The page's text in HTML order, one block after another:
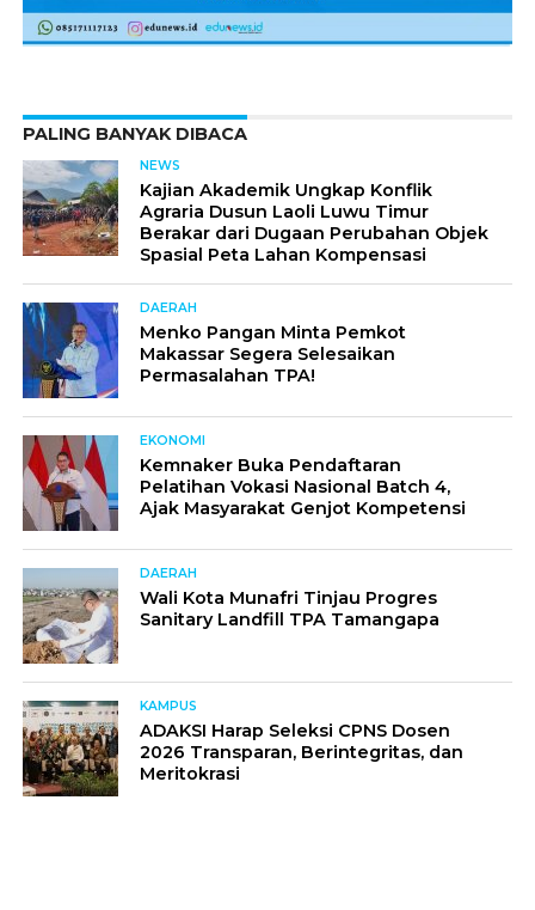
PALING BANYAK DIBACA
NEWS
Kajian Akademik Ungkap Konflik
Agraria Dusun Laoli Luwu Timur
Berakar dari Dugaan Perubahan Objek
Spasial Peta Lahan Kompensasi
DAERAH
Menko Pangan Minta Pemkot
Makassar Segera Selesaikan
Permasalahan TPA!
EKONOMI
Kemnaker Buka Pendaftaran
Pelatihan Vokasi Nasional Batch 4,
Ajak Masyarakat Genjot Kompetensi
DAERAH
Wali Kota Munafri Tinjau Progres
Sanitary Landfill TPA Tamangapa
KAMPUS
ADAKSI Harap Seleksi CPNS Dosen
2026 Transparan, Berintegritas, dan
Meritokrasi